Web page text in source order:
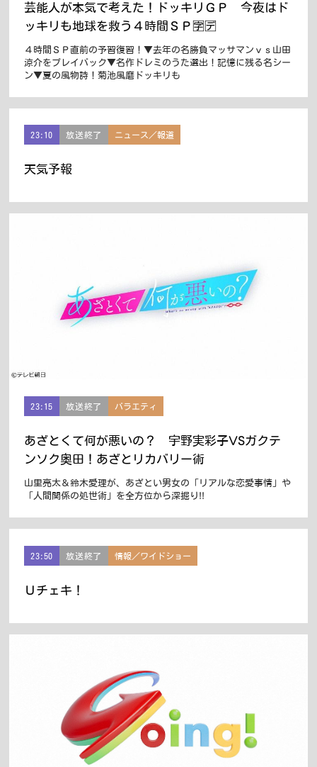
芸能人が本気で考えた！ドッキリＧＰ 今夜はド
ッキリも地球を救う４時間ＳＰ🈑🈓
４時間ＳＰ直前の予習復習！▼去年の名勝負マッサマンｖｓ山田
涼介をプレイバック▼名作ドレミのうた選出！記憶に残る名シー
ン▼夏の風物詩！菊池風磨ドッキリも
23:10 放送終了 ニュース／報道
天気予報
23:15 放送終了 バラエティ
あざとくて何が悪いの？ 宇野実彩子VSガクテ
ンソク奥田！あざとリカバリー術
山里亮太＆鈴木愛理が、あざとい男女の「リアルな恋愛事情」や
「人間関係の処世術」を全方位から深掘り!!
23:50 放送終了 情報／ワイドショー
Ｕチェキ！